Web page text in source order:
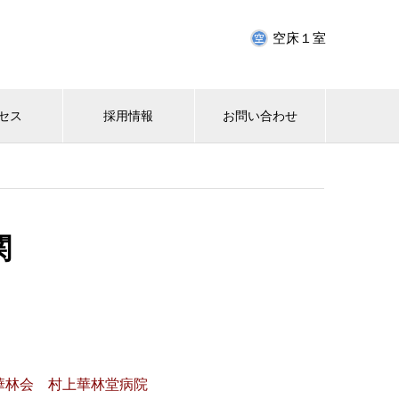
空床１室
ス 採用情報 お問い合わせ
会 村上華林堂病院